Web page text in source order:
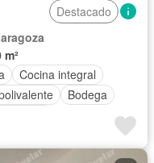
Destacado
m²
Cocina integral
Bodega
Seguridad